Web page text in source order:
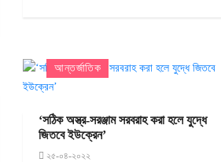
আন্তর্জাতিক
‘সঠিক অস্ত্র-সরঞ্জাম সরবরাহ করা হলে যুদ্ধে
জিতবে ইউক্রেন’
২৫-০৪-২০২২